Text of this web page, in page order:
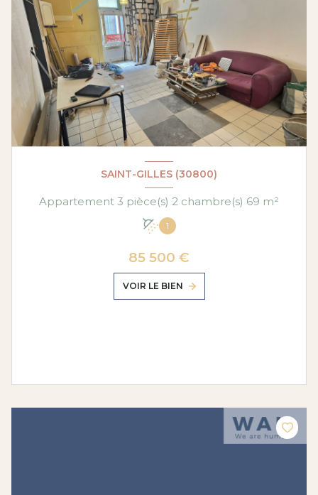
SAINT-GILLES (30800)
Appartement 3 pièce(s) 2 chambre(s) 69 m²
1
85 500 €
VOIR LE BIEN